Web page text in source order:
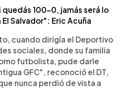
quedás 100-0, jamás será lo
Salvador": Eric Acuña
cuando dirigía el Deportivo
sociales, donde su familia
futbolista, pude darle
GFC", reconoció el DT,
nunca perdió de vista a